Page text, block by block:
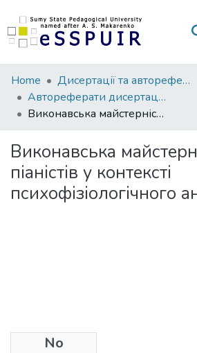
Communities
&
Collections
Statistics
Home
Дисертації та автореферати
Автореферати дисертацій
Виконавська майстерність піаністів у контексті психофізіологічного аналізу
Виконавська
піаністів у контексті
психофізіологічного
No